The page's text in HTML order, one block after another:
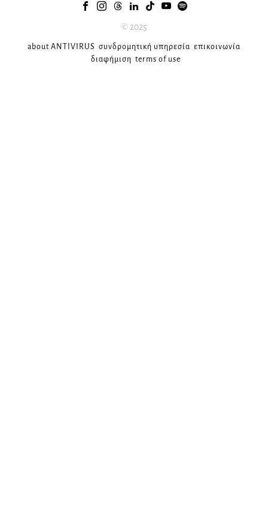
© 2025
about ANTIVIRUS συνδρομητική υπηρεσία επικοινωνία
διαφήμιση terms of use